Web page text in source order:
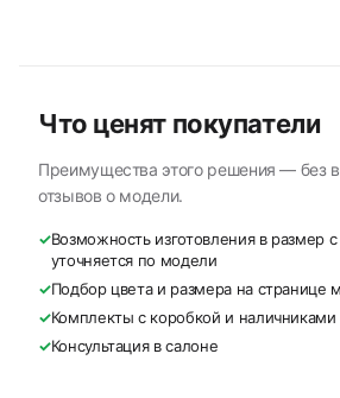
Что ценят покупатели
Преимущества этого решения —
отзывов о модели.
✓Возможность изготовления в размер
уточняется по модели
✓Подбор цвета и размера на странице
✓Комплекты с коробкой и наличниками
✓Консультация в салоне